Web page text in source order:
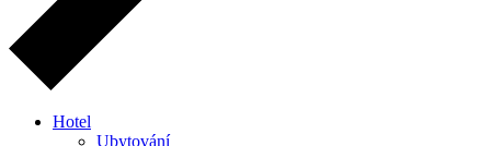
Hotel
Ubytování